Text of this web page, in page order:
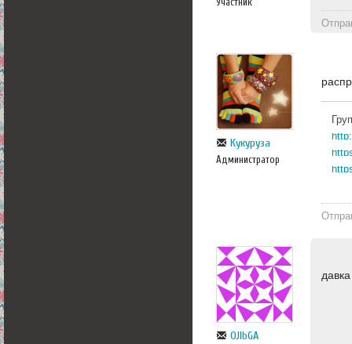
Кукуруза
Администратор
OJlbGA